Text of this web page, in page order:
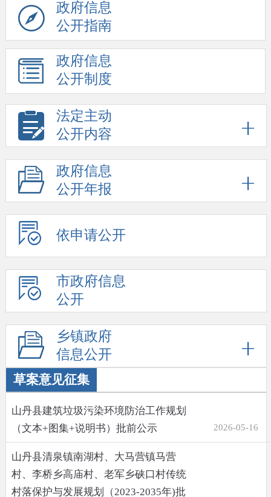
政府信息
公开指南
政府信息
公开制度
法定主动
公开内容
政府信息
公开年报
依申请公开
市政府信息
公开
乡镇政府
信息公开
草案意见征集
山丹县建筑垃圾污染环境防治工作规划
（文本+图集+说明书）批前公示
2026-05-16
山丹县清泉镇南湖村、大马营镇马营
村、李桥乡高庙村、老军乡硖口村传统
村落保护与发展规划（2023-2035年)批